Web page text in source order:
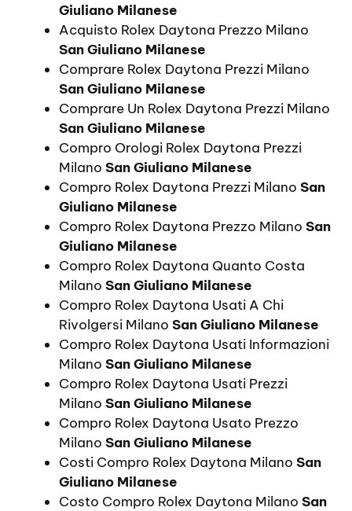
Giuliano Milanese
Acquisto Rolex Daytona Prezzo Milano
San Giuliano Milanese
Comprare Rolex Daytona Prezzi Milano
San Giuliano Milanese
Comprare Un Rolex Daytona Prezzi Milano
San Giuliano Milanese
Compro Orologi Rolex Daytona Prezzi
Milano San Giuliano Milanese
Compro Rolex Daytona Prezzi Milano San
Giuliano Milanese
Compro Rolex Daytona Prezzo Milano San
Giuliano Milanese
Compro Rolex Daytona Quanto Costa
Milano San Giuliano Milanese
Compro Rolex Daytona Usati A Chi
Rivolgersi Milano San Giuliano Milanese
Compro Rolex Daytona Usati Informazioni
Milano San Giuliano Milanese
Compro Rolex Daytona Usati Prezzi
Milano San Giuliano Milanese
Compro Rolex Daytona Usato Prezzo
Milano San Giuliano Milanese
Costi Compro Rolex Daytona Milano San
Giuliano Milanese
Costo Compro Rolex Daytona Milano San